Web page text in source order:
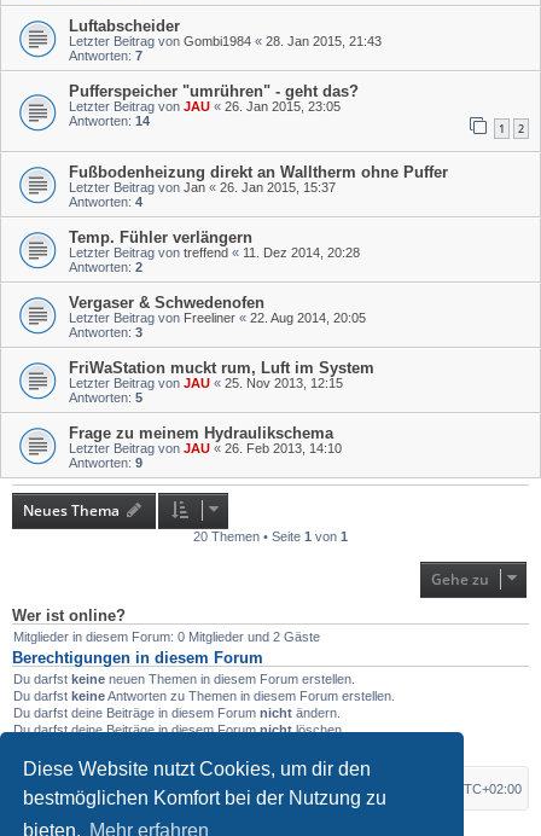
Diese Website nutzt Cookies, um dir den
bestmöglichen Komfort bei der Nutzung zu
bieten. Mehr erfahren
Luftabscheider
Letzter Beitrag von Gombi1984 « 28. Jan 2015, 21:43
Antworten: 7
Pufferspeicher "umrühren" - geht das?
Letzter Beitrag von JAU « 26. Jan 2015, 23:05
Antworten: 14 1 2
Fußbodenheizung direkt an Walltherm ohne Puffer
Letzter Beitrag von Jan « 26. Jan 2015, 15:37
Antworten: 4
Temp. Fühler verlängern
Letzter Beitrag von treffend « 11. Dez 2014, 20:28
Antworten: 2
Vergaser & Schwedenofen
Letzter Beitrag von Freeliner « 22. Aug 2014, 20:05
Antworten: 3
FriWaStation muckt rum, Luft im System
Letzter Beitrag von JAU « 25. Nov 2013, 12:15
Antworten: 5
Frage zu meinem Hydraulikschema
Letzter Beitrag von JAU « 26. Feb 2013, 14:10
Antworten: 9
Neues Thema
20 Themen • Seite 1 von 1
Gehe zu
Wer ist online?
Mitglieder in diesem Forum: 0 Mitglieder und 2 Gäste
Berechtigungen in diesem Forum
Du darfst keine neuen Themen in diesem Forum erstellen.
Du darfst keineAntworten zu Themen in diesem Forum erstellen.
Du darfst deine Beiträge in diesem Forum nicht ändern.
Du darfst deine Beiträge in diesem Forumnichtlöschen.
Foren-Übersicht UTC+02:00
*Original Author: